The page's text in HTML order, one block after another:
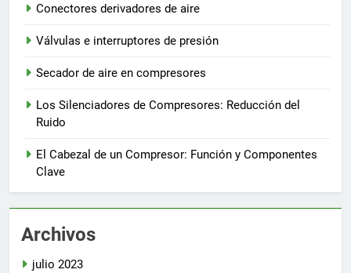
Conectores derivadores de aire
Válvulas e interruptores de presión
Secador de aire en compresores
Los Silenciadores de Compresores: Reducción del
Ruido
El Cabezal de un Compresor: Función y Componentes
Clave
Archivos
julio 2023